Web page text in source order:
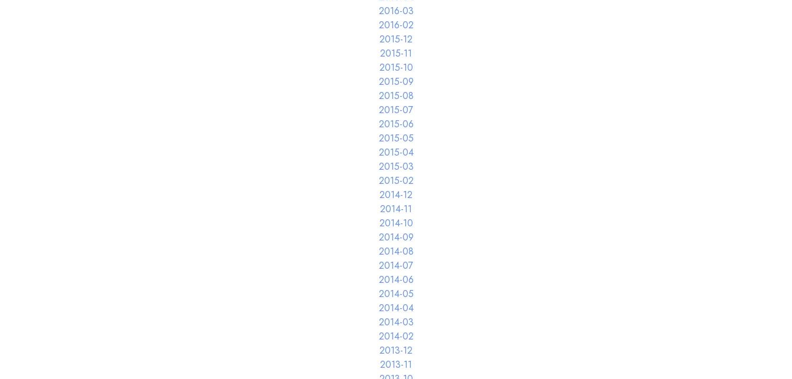
2016-03
2016-02
2015-12
2015-11
2015-10
2015-09
2015-08
2015-07
2015-06
2015-05
2015-04
2015-03
2015-02
2014-12
2014-11
2014-10
2014-09
2014-08
2014-07
2014-06
2014-05
2014-04
2014-03
2014-02
2013-12
2013-11